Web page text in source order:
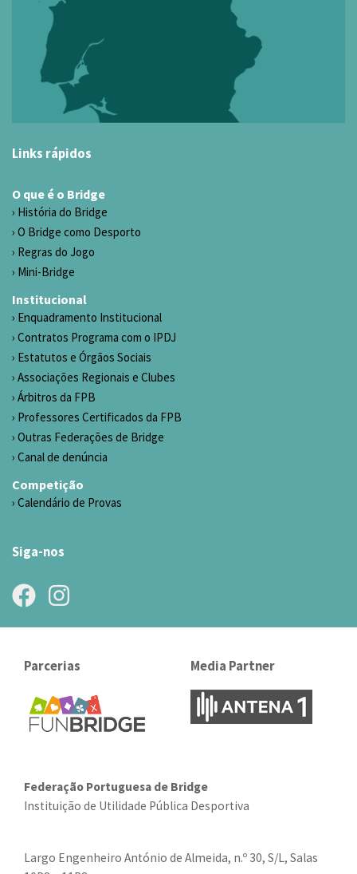
Links rápidos
O que é o Bridge
História do Bridge
O Bridge como Desporto
Regras do Jogo
Mini-Bridge
Institucional
Enquadramento Institucional
Contratos Programa com o IPDJ
Estatutos e Órgãos Sociais
Associações Regionais e Clubes
Árbitros da FPB
Professores Certificados da FPB
Outras Federações de Bridge
Canal de denúncia
Competição
Calendário de Provas
Siga-nos
Parcerias Media Partner
Federação Portuguesa de Bridge
Instituição de Utilidade Pública Desportiva
Largo Engenheiro António de Almeida, n.º 30, S/L, Salas